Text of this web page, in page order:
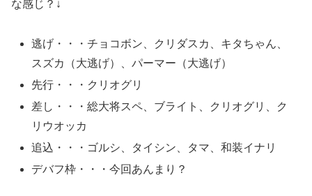
な感じ？↓
逃げ・・・チョコボン、クリダスカ、キタちゃん、
スズカ（大逃げ）、パーマー（大逃げ）
先行・・・クリオグリ
差し・・・総大将スペ、ブライト、クリオグリ、ク
リウオッカ
追込・・・ゴルシ、タイシン、タマ、和装イナリ
デバフ枠・・・今回あんまり？